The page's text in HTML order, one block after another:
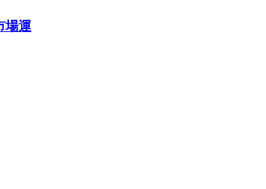
場運